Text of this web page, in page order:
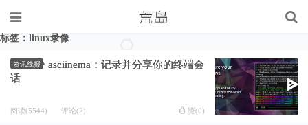
标签：linux录像
资讯线报
asciinema：记录并分享你的终端会
话
阅读(5544) 评论(2) 赞(0)